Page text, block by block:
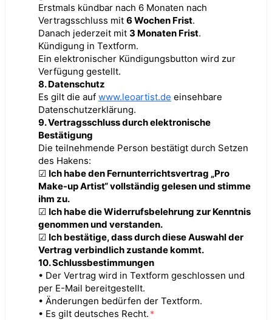
Erstmals kündbar nach 6 Monaten nach
Vertragsschluss mit 6 Wochen Frist.
Danach jederzeit mit 3 Monaten Frist.
Kündigung in Textform.
Ein elektronischer Kündigungsbutton wird zur
Verfügung gestellt.
8. Datenschutz
Es gilt die auf www.leoartist.de einsehbare
Datenschutzerklärung.
9. Vertragsschluss durch elektronische
Bestätigung
Die teilnehmende Person bestätigt durch Setzen
des Hakens:
☑ Ich habe den Fernunterrichtsvertrag „Pro
Make-up Artist“ vollständig gelesen und stimme
ihm zu.
☑ Ich habe die Widerrufsbelehrung zur Kenntnis
genommen und verstanden.
☑ Ich bestätige, dass durch diese Auswahl der
Vertrag verbindlich zustande kommt.
10. Schlussbestimmungen
• Der Vertrag wird in Textform geschlossen und
per E-Mail bereitgestellt.
• Änderungen bedürfen der Textform.
• Es gilt deutsches Recht. *